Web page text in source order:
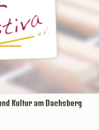
Kultur am Dachsberg